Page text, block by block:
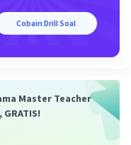
Cobain Drill Soal
Master Teacher